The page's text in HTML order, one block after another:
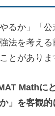
るか」「
法を考え
とがありま
Mathに
」を客観的